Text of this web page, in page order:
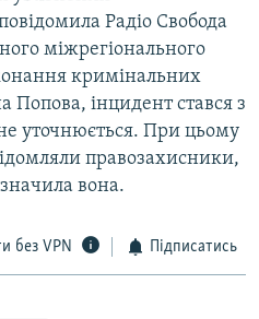
Радіо Свобода
міжрегіонального
кримінальних
Попова, інцидент стався з
уточнюється. При цьому
правозахисники,
вона.
без VPN Підписатись